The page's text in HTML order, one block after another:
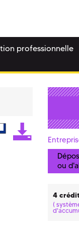
professionnelle
ou
4
(